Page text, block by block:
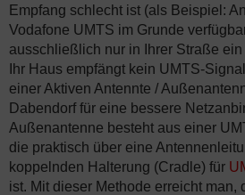
Empfang schlecht ist (als Beispiel:
Vodafone UMTS im Grunde
ausschließlich nur in Ihrer Straße ein
Ihr Haus empfängt kein UMTS-
einer Aktiven Antennte /
Dabendorf für eine bessere
Außenantenne besteht aus einer
die praktisch über eine
koppelnden Halterung (Cradle) für
ist. Mit dieser Methode erreicht man,